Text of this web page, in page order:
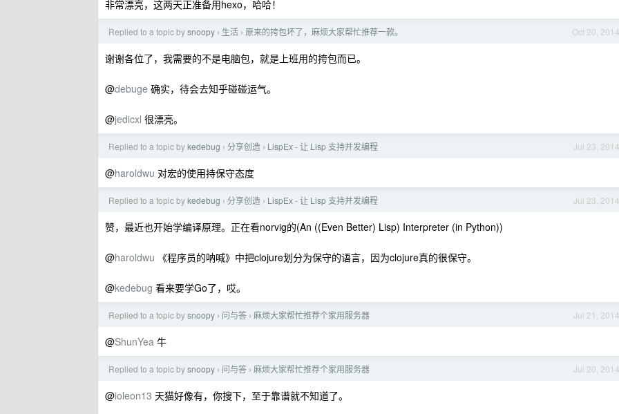
非常漂亮，这两天正准备用hexo，哈哈！
Oct 20, 2014
Replied to a topic bysnoopy › 生活 › 原来的挎包坏了，麻烦大家帮忙推荐一款。
谢谢各位了，我需要的不是电脑包，就是上班用的挎包而已。
@debuge 确实，待会去知乎碰碰运气。
@jedicxl 很漂亮。
Jul 23, 2014
Replied to a topic bykedebug › 分享创造 › LispEx - 让 Lisp 支持并发编程
@haroldwu 对宏的使用持保守态度
Jul 23, 2014
Replied to a topic bykedebug › 分享创造 › LispEx - 让 Lisp 支持并发编程
赞，最近也开始学编译原理。正在看norvig的(An ((Even Better) Lisp) Interpreter (in Python))
@haroldwu 《程序员的呐喊》中把clojure划分为保守的语言，因为clojure真的很保守。
@kedebug 看来要学Go了，哎。
Jul 21, 2014
Replied to a topic bysnoopy › 问与答 › 麻烦大家帮忙推荐个家用服务器
@ShunYea 牛
Jul 20, 2014
Replied to a topic bysnoopy › 问与答 › 麻烦大家帮忙推荐个家用服务器
@ioleon13 天猫好像有，你搜下，至于靠谱就不知道了。